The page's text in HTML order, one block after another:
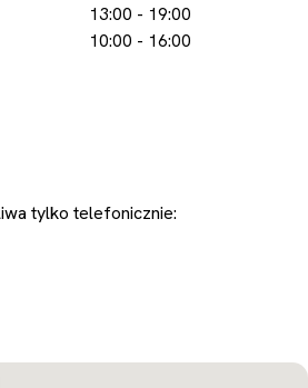
13:00 - 19:00
10:00 - 16:00
tylko telefonicznie: